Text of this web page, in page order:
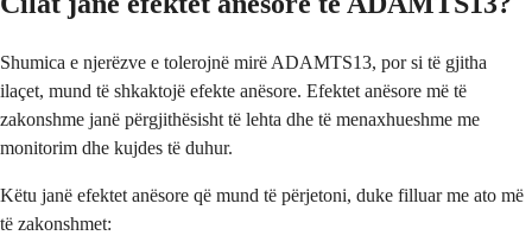
Shumica e njerëzve e tolerojnë mirë ADAMTS13, por si të gjitha
ilaçet, mund të shkaktojë efekte anësore. Efektet anësore më të
zakonshme janë përgjithësisht të lehta dhe të menaxhueshme me
monitorim dhe kujdes të duhur.
Këtu janë efektet anësore që mund të përjetoni, duke filluar me ato më
të zakonshmet: